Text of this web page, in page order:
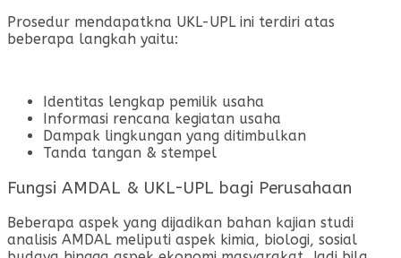
Prosedur mendapatkna UKL-UPL ini terdiri atas
beberapa langkah yaitu:
Identitas lengkap pemilik usaha
Informasi rencana kegiatan usaha
Dampak lingkungan yang ditimbulkan
Tanda tangan & stempel
Fungsi AMDAL & UKL-UPL bagi Perusahaan
Beberapa aspek yang dijadikan bahan kajian studi
analisis AMDAL meliputi aspek kimia, biologi, sosial